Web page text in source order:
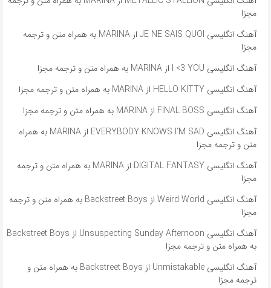
مجزا
آهنگ انگلیسی JE NE SAIS QUOI از MARINA به همراه متن و ترجمه
مجزا
آهنگ انگلیسی I <3 YOU از MARINA به همراه متن و ترجمه مجزا
آهنگ انگلیسی HELLO KITTY از MARINA به همراه متن و ترجمه مجزا
آهنگ انگلیسی FINAL BOSS از MARINA به همراه متن و ترجمه مجزا
آهنگ انگلیسی EVERYBODY KNOWS I’M SAD از MARINA به همراه
متن و ترجمه مجزا
آهنگ انگلیسی DIGITAL FANTASY از MARINA به همراه متن و ترجمه
مجزا
آهنگ انگلیسی Weird World از Backstreet Boys به همراه متن و ترجمه
مجزا
آهنگ انگلیسی Unsuspecting Sunday Afternoon از Backstreet Boys
به همراه متن و ترجمه مجزا
آهنگ انگلیسی Unmistakable از Backstreet Boys به همراه متن و
ترجمه مجزا